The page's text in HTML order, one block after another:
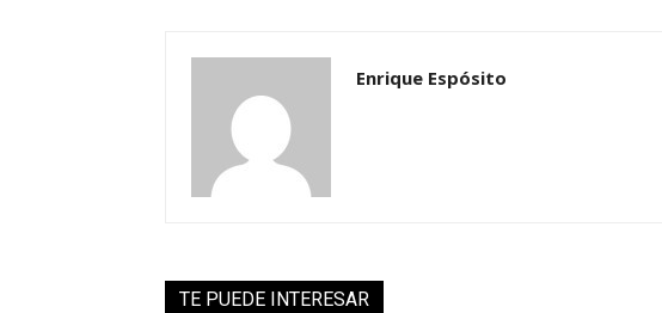
Enrique Espósito
TE PUEDE INTERESAR